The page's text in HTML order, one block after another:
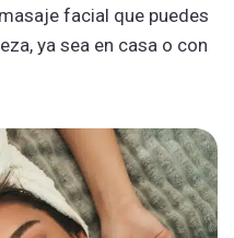
facial que puedes
ya sea en casa o con